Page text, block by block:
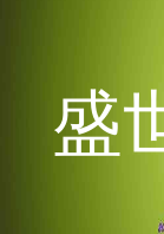
盛